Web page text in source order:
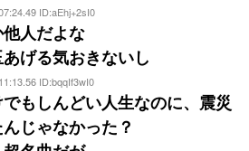
ID:aEhj+2sI0
人だよな
げる気おきないし
ID:bqqIf3wI0
もしんどい人生なのに、震災
じゃなかった？